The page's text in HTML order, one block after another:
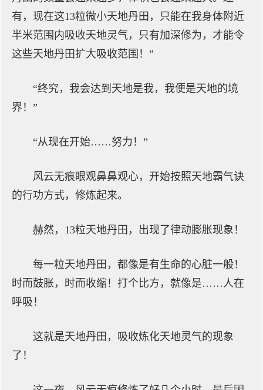
有，现在这13粒微小天地丹田，只能在我身体附近
半米范围内吸收天地灵气，只有加深修为，才能令
这些天地丹田扩大吸收范围！”
“终究，我会达到天地是我，我便是天地的境
界！”
“从现在开始……努力！”
风云无痕眼观鼻鼻观心，开始按照天地霸气诀
的行功方式，修炼起来。
赫然，13粒天地丹田，出现了律动膨胀现象！
每一粒天地丹田，都像是有生命的心脏一般！
时而鼓胀，时而收缩！打个比方，就像是……人在
呼吸！
这就是天地丹田，吸收炼化天地灵气的现象
了！